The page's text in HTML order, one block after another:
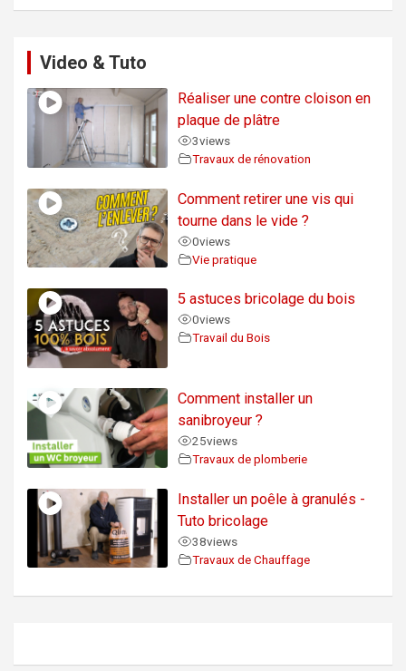
Video & Tuto
Réaliser une contre cloison en
plaque de plâtre
3views
Travaux de rénovation
Comment retirer une vis qui
tourne dans le vide ?
0views
Vie pratique
5 astuces bricolage du bois
0views
Travail du Bois
Comment installer un
sanibroyeur ?
25views
Travaux de plomberie
Installer un poêle à granulés -
Tuto bricolage
38views
Travaux de Chauffage